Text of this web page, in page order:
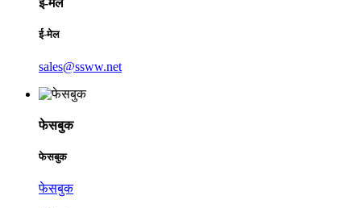
ई-मेल
ई-मेल
sales@ssww.net
फेसबुक
फेसबुक
फेसबुक